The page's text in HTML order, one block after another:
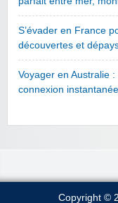
S’évader en France
découvertes et
Voyager en Australie
connexion
Copyright ©